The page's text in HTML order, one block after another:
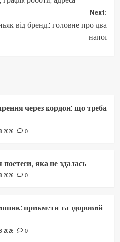
Next:
від бренді: головне про два
напої
через кордон: що треба
0
поетеси, яка не здалась
0
прикмети та здоровий
0